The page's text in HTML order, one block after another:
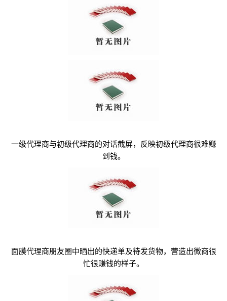
一级代理商与初级代理商的对话截屏，反映初级代理商很难赚
到钱。
面膜代理商朋友圈中晒出的快递单及待发货物，营造出微商很
忙很赚钱的样子。